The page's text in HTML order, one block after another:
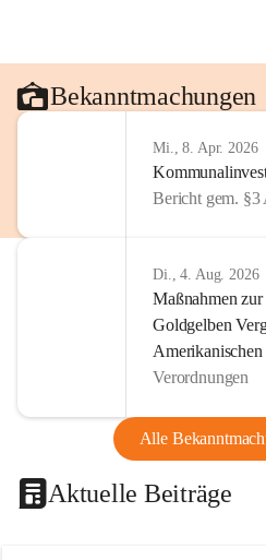
Bekanntmachungen
Mi., 8. Apr. 2026
Bericht gem.
Di., 4. Aug. 2026
Maßnahmen
Goldgelben
Verordnungen
Alle
Aktuelle Beiträge